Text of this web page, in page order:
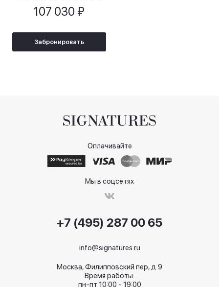
107 030 ₽
Забронировать
Оплачивайте
Мы в соцсетях
+7 (495) 287 00 65
info@signatures.ru
Москва, Филипповский пер, д.9
Время работы:
пн-пт 10:00 - 19:00